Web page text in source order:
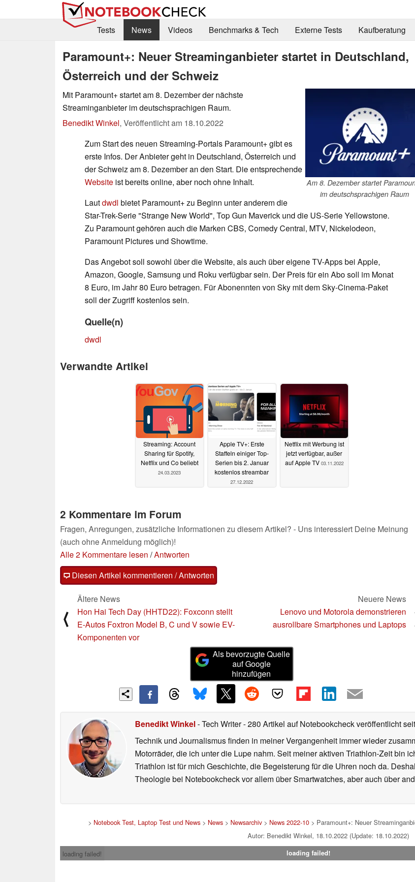
Tests
News Videos Benchmarks & Tech Externe Tests Kaufberatung
Paramount+: Neuer Streaminganbieter startet in Deutschland,
Österreich und der Schweiz
Am 8. Dezember startet
im deutschsprachigen Raum
Mit Paramount+ startet am 8. Dezember der nächste
Streaminganbieter im deutschsprachigen Raum.
Benedikt Winkel, Veröffentlicht am 18.10.2022
Zum Start des neuen Streaming-Portals Paramount+ gibt es
erste Infos. Der Anbieter geht in Deutschland, Österreich und
der Schweiz am 8. Dezember an den Start. Die entsprechende
Website ist bereits online, aber noch ohne Inhalt.
Lautdwdl bietet Paramount+ zu Beginn unter anderem die
Star-Trek-Serie "Strange New World", Top Gun Maverick und die US-Serie Yellowstone.
Zu Paramount gehören auch die Marken CBS, Comedy Central, MTV, Nickelodeon,
Paramount Pictures und Showtime.
Das Angebot soll sowohl über die Website, als auch über eigene TV-Apps bei Apple,
Amazon, Google, Samsung und Roku verfügbar sein. Der Preis für ein Abo soll im Monat
8 Euro, im Jahr 80 Euro betragen. Für Abonennten von Sky mit dem Sky-Cinema-Paket
soll der Zugriff kostenlos sein.
Quelle(n)
dwdl
Verwandte Artikel
Streaming: Account
Sharing für Spotify,
Netflix und Co beliebt
24.03.2023
Apple TV+: Erste
Staffeln einiger Top-
Serien bis 2. Januar
kostenlos streambar
27.12.2022
Netflix mit Werbung ist
jetzt verfügbar, außer
auf Apple TV 03.11.2022
2 Kommentare im Forum
Fragen, Anregungen, zusätzliche Informationen zu diesem Artikel? - Uns interessiert Deine Meinung
(auch ohne Anmeldung möglich)!
Alle 2 Kommentare lesen /Antworten
Diesen Artikel kommentieren / Antworten
⟨
Ältere News
Hon Hai Tech Day (HHTD22): Foxconn stellt
E-Autos Foxtron Model B, C und V sowie EV-
Komponenten vor
Neuere News
Lenovo und Motorola demonstrieren
ausrollbare Smartphones und Laptops
Als bevorzugte Quelle
auf Google
hinzufügen
Benedikt Winkel- Tech Writer- 280 Artikel auf Notebookcheck veröffentlicht
Technik und Journalismus finden in meiner Vergangenheit immer wieder
Motorräder, die ich unter die Lupe nahm. Seit meiner aktiven Triathlon-Zeit bin
Triathlon ist für mich Geschichte, die Begeisterung für die Uhren noch da.
Theologie bei Notebookcheck vor allem über Smartwatches, aber auch über
> Notebook Test, Laptop Test und News> News> Newsarchiv> News 2022-10> Paramount+: Neuer
Autor: Benedikt Winkel, 18.10.2022 (Update: 18.10.2022)
loading failed!
loading failed!